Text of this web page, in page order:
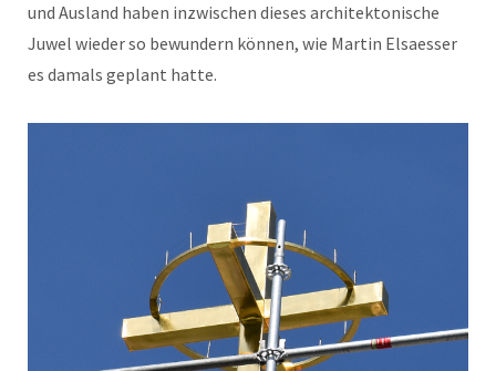
und Ausland haben inzwischen dieses architektonische
Juwel wieder so bewundern können, wie Martin Elsaesser
es damals geplant hatte.